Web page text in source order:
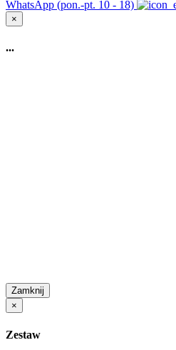
WhatsApp (pon.-pt. 10 - 18)
×
...
Zamknij
×
Zestaw